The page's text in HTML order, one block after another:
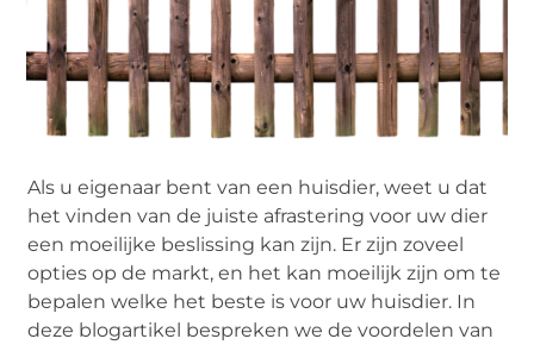
Als u eigenaar bent van een huisdier, weet u dat
het vinden van de juiste afrastering voor uw dier
een moeilijke beslissing kan zijn. Er zijn zoveel
opties op de markt, en het kan moeilijk zijn om te
bepalen welke het beste is voor uw huisdier. In
deze blogartikel bespreken we de voordelen van